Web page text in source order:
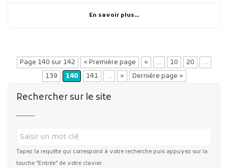
En savoir plus...
Page 140 sur 142 « Première page « … 10 20
…
139
140 141 … » Dernière page »
Rechercher sur le site
Tapez la requête qui correspond à votre recherche puis appuyez sur la
touche "Entrée" de votre clavier.